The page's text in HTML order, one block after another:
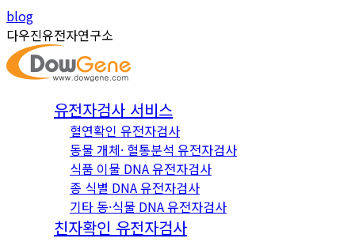
Skip
to
content
Instagram
page
opens
in
YouTube
page
opens
in
blog
다우진유전자연구소
유전자검사 서비스
혈연확인 유전자검사
동물 개체· 혈통분석 유전자검사
식품 이물 DNA 유전자검사
종 식별 DNA 유전자검사
기타 동·식물 DNA 유전자검사
친자확인 유전자검사